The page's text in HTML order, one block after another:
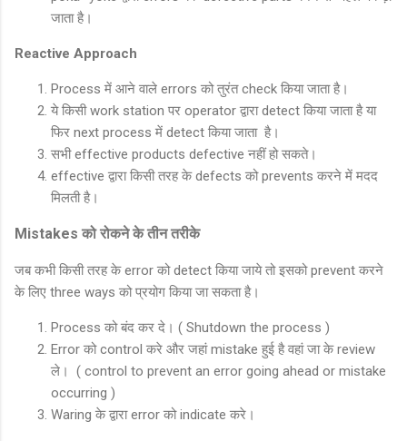
जाता है।
Reactive Approach
Process में आने वाले errors को तुरंत check किया जाता है।
ये किसी work station पर operator द्वारा detect किया जाता है या
फिर next process में detect किया जाता है।
सभी effective products defective नहीं हो सकते।
effective द्वारा किसी तरह के defects को prevents करने में मदद
मिलती है।
Mistakes को रोकने के तीन तरीके
जब कभी किसी तरह के error को detect किया जाये तो इसको prevent करने
के लिए three ways को प्रयोग किया जा सकता है।
Process को बंद कर दे। ( Shutdown the process )
Error को control करे और जहां mistake हुई है वहां जा के review
ले। ( control to prevent an error going ahead or mistake
occurring )
Waring के द्वारा error को indicate करे।